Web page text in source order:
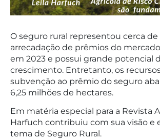
O seguro rural representou cerca de
arrecadação de prêmios do
em 2023 e possui grande potencial
crescimento. Entretanto, os
subvenção ao prêmio do seguro
6,25 milhões de hectares.
Em matéria especial para a Revista
Harfuch contribuiu com sua visão e
tema de Seguro Rural.